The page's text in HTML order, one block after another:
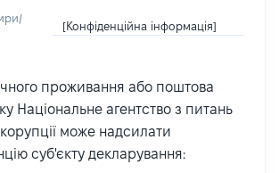
[Конфіденційна інформація]
проживання або поштова
Національне агентство з питань
може надсилати
суб'єкту декларування: